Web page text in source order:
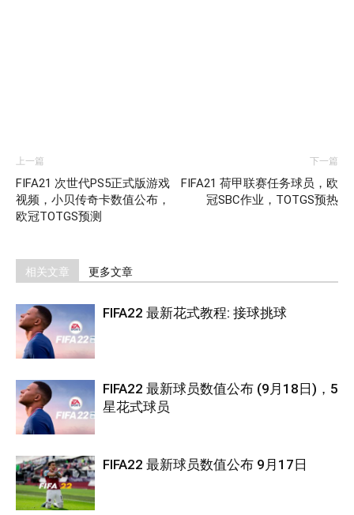
上一篇
FIFA21 次世代PS5正式版游戏
视频，小贝传奇卡数值公布，
欧冠TOTGS预测
下一篇
FIFA21 荷甲联赛任务球员，欧
冠SBC作业，TOTGS预热
相关文章 更多文章
FIFA22 最新花式教程: 接球挑球
FIFA22 最新球员数值公布 (9月18日)，5
星花式球员
FIFA22 最新球员数值公布 9月17日